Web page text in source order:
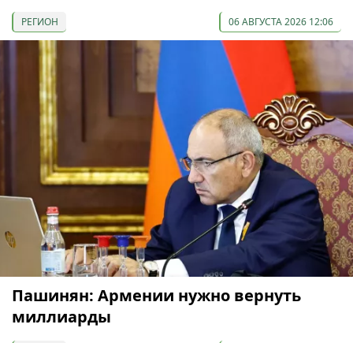
РЕГИОН 06 АВГУСТА 2026 12:06
Пашинян: Армении нужно вернуть
миллиарды